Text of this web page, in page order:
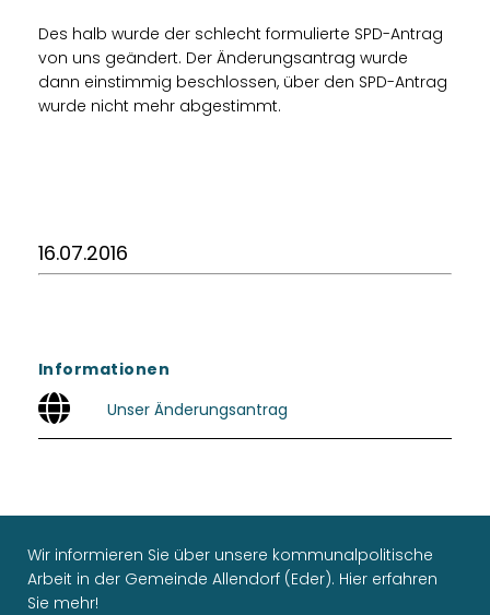
Des halb wurde der schlecht formulierte SPD-Antrag
von uns geändert. Der Änderungsantrag wurde
dann einstimmig beschlossen, über den SPD-Antrag
wurde nicht mehr abgestimmt.
16.07.2016
Informationen
Unser Änderungsantrag
Wir informieren Sie über unsere kommunalpolitische
Arbeit in der Gemeinde Allendorf (Eder). Hier erfahren
Sie mehr!